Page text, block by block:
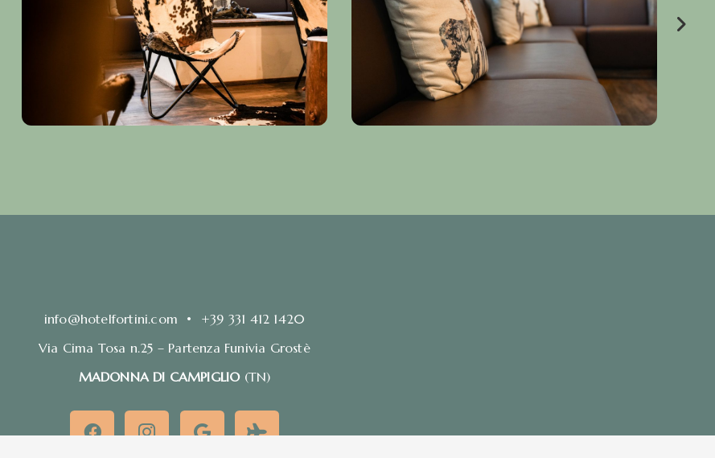
​info@hotelfortini.com • +39 331 412 1420
Via Cima Tosa n.25 – Partenza Funivia Grostè
MADONNA DI CAMPIGLIO(TN)